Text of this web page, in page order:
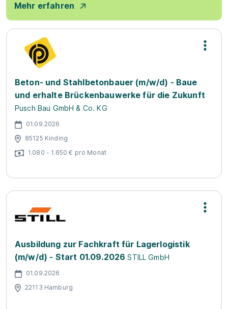
Mehr erfahren
Beton- und Stahlbetonbauer (m/w/d) - Baue
und erhalte Brückenbauwerke für die Zukunft
Pusch Bau GmbH & Co. KG
01.09.2026
85125 Kinding
1.080 - 1.650 € pro Monat
Ausbildung zur Fachkraft für Lagerlogistik
(m/w/d) - Start 01.09.2026 STILL GmbH
01.09.2026
22113 Hamburg